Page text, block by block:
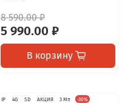
8 590.00 ₽
5 990.00 ₽
В корзину
IP 4G SD АКЦИЯ 3 Мп -30%